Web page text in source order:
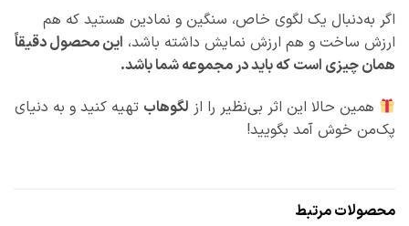
اگر به‌دنبال یک لگوی خاص، سنگین و نمادین هستید که هم
ارزش ساخت و هم ارزش نمایش داشته باشد،این محصول دقیقاً
همان چیزی است که باید در مجموعه شما باشد.
همین حالا این اثر بی‌نظیر را از لگوهابتهیه کنید و به دنیای
پک‌من خوش آمد بگویید!
محصولات مرتبط